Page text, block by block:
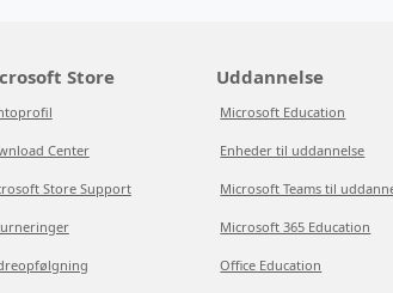
Store
Center
Store Support
Uddannelse
Microsoft Education
Enheder til uddannelse
Microsoft Teams til
Microsoft 365 Education
Office Education